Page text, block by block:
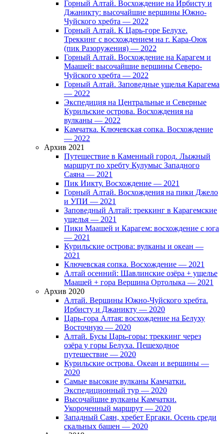
Горный Алтай. Восхождение на Ирбисту и
Джаникту: высочайшие вершины Южно-
Чуйского хребта — 2022
Горный Алтай. К Царь-горе Белухе.
Треккинг с восхождением на г. Кара-Оюк
(пик Разоружения) — 2022
Горный Алтай. Восхождение на Карагем и
Маашей: высочайшие вершины Северо-
Чуйского хребта — 2022
Горный Алтай. Заповедные ущелья Карагема
— 2022
Экспедиция на Центральные и Северные
Курильские острова. Восхождения на
вулканы — 2022
Камчатка. Ключевская сопка. Восхождение
— 2022
Архив 2021
Путешествие в Каменный город. Лыжный
маршрут по хребту Кулумыс Западного
Саяна — 2021
Пик Иикту. Восхождение — 2021
Горный Алтай. Восхождения на пики Джело
и УПИ — 2021
Заповедный Алтай: треккинг в Карагемские
ущелья — 2021
Пики Маашей и Карагем: восхождение с юга
— 2021
Курильские острова: вулканы и океан —
2021
Ключевская сопка. Восхождение — 2021
Алтай осенний: Шавлинские озёра + ущелье
Маашей + гора Вершина Ортолыка — 2021
Архив 2020
Алтай. Вершины Южно-Чуйского хребта.
Ирбисту и Джаникту — 2020
Царь-гора Алтая: восхождение на Белуху
Восточную — 2020
Алтай. Бусы Царь-горы: треккинг через
озёра у горы Белуха. Пешеходное
путешествие — 2020
Курильские острова. Океан и вершины —
2020
Самые высокие вулканы Камчатки.
Экспедиционный тур — 2020
Высочайшие вулканы Камчатки.
Укороченный маршрут — 2020
Западный Саян, хребет Ергаки. Осень среди
скальных башен — 2020